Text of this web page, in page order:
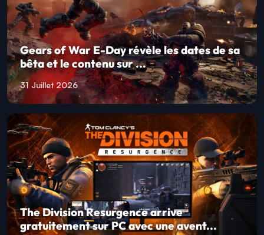
Gears of War E-Day révèle les dates de sa
bêta et le contenu sur ...
31 Juillet 2026
The Division Resurgence arrive
gratuitement sur PC avec une avent...